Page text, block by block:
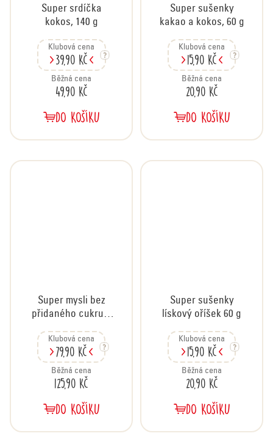
Super srdíčka
kokos, 140 g
Klubová cena
39,90 Kč
Běžná cena
49,90 Kč
DO KOŠÍKU
Super sušenky
kakao a kokos, 60 g
Klubová cena
15,90 Kč
Běžná cena
20,90 Kč
DO KOŠÍKU
Super mysli bez
přidaného cukru s
500 g
Klubová cena
79,90 Kč
Běžná cena
125,90 Kč
DO KOŠÍKU
Super sušenky
lískový oříšek 60 g
Klubová cena
15,90 Kč
Běžná cena
20,90 Kč
DO KOŠÍKU